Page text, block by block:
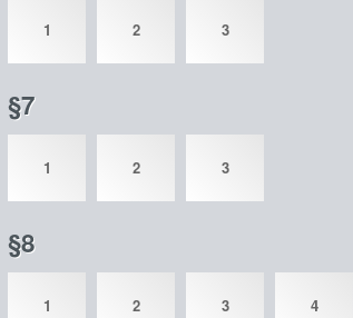
1 2 3
§7
1 2 3
§8
1 2 3 4